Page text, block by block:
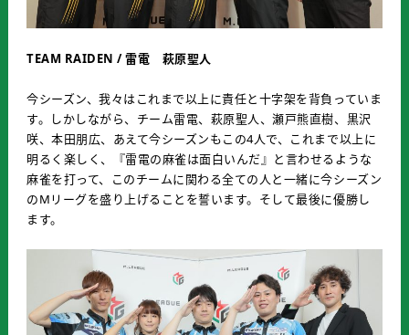
TEAM RAIDEN / 雷電 萩原聖人
今シーズン、我々はこれまで以上に責任と十字架を背負っていま
す。しかしながら、チーム雷電、萩原聖人、瀬戸熊直樹、黒沢
咲、本田朋広、あえて今シーズンもこの4人で、これまで以上に
明るく楽しく、『雷電の麻雀は面白いんだ』と言わせるような
麻雀を打って、このチームに関わる全ての人と一緒に今シーズン
のMリーグを盛り上げることを誓います。そして最後に優勝し
ます。